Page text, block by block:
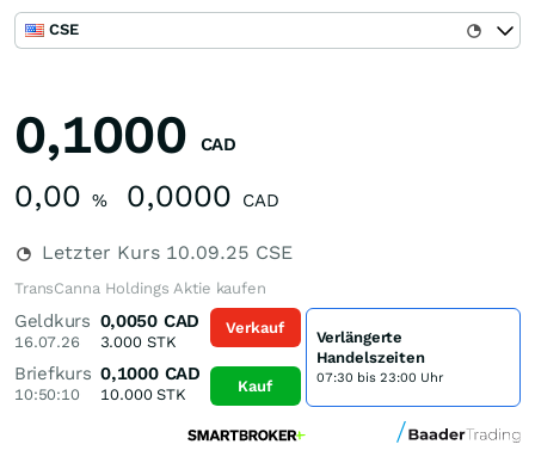
CSE
0,1000 CAD
0,00 % 0,0000 CAD
Letzter Kurs 10.09.25 CSE
TransCanna Holdings Aktie kaufen
Geldkurs
16.07.26
0,0050 CAD
3.000STK
Briefkurs
10:50:10
0,1000 CAD
10.000STK
Verkauf
Kauf
Verlängerte
Handelszeiten
07:30 bis 23:00 Uhr